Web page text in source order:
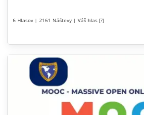
6 Hlasov | 2161 Náštevy | Váš hlas [?]